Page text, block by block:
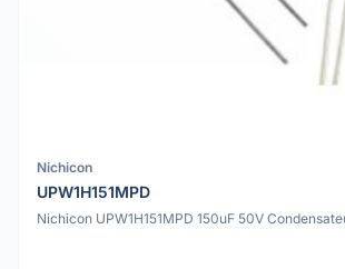
Nichicon
UPW1H151MPD
Nichicon UPW1H151MPD 150uF 50V